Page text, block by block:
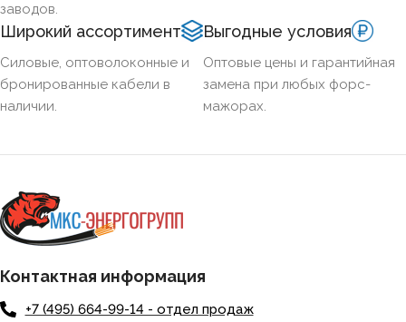
заводов.
Широкий ассортимент
Силовые, оптоволоконные и
бронированные кабели в
наличии.
Выгодные условия
Оптовые цены и гарантийная
замена при любых форс-
мажорах.
Контактная информация
+7 (495) 664-99-14 - отдел продаж